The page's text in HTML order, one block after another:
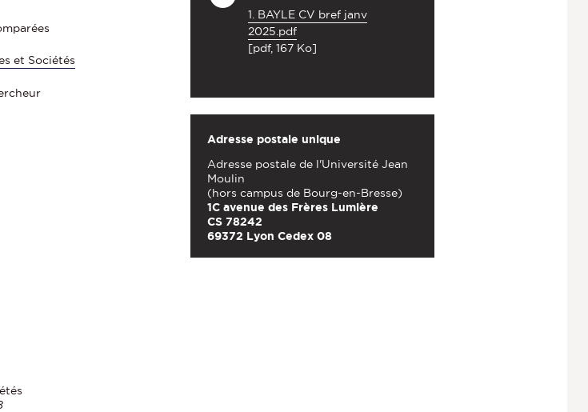
et Sociétés
1. BAYLE CV bref janv
2025.pdf
[pdf, 167 Ko]
Adresse postale unique
Adresse postale de l'Université Jean
Moulin
(hors campus de Bourg-en-Bresse)
1C avenue des Frères Lumière
CS 78242
69372 Lyon Cedex 08